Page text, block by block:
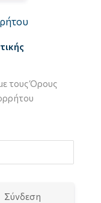
τους Όρους
Σύνδεση